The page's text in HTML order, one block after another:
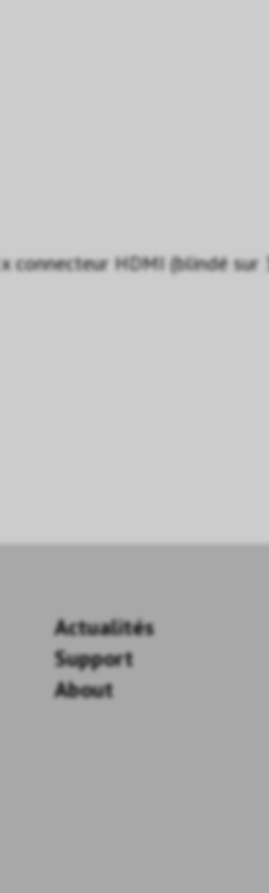
connecteur HDMI (blindé sur
Actualités
Support
About